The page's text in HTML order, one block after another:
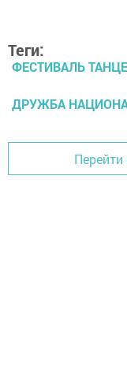
Теги:
ФЕСТИВАЛЬ
ДРУЖБА
Перейти